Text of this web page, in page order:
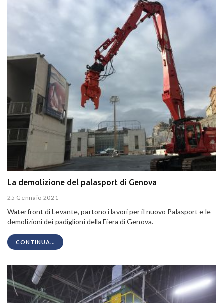
La demolizione del palasport di Genova
25 Gennaio 2021
Waterfront di Levante, partono i lavori per il nuovo Palasport e le
demolizioni dei padiglioni della Fiera di Genova.
CONTINUA...